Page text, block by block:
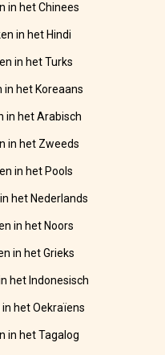
in het Chinees
in het Hindi
in het Turks
in het Koreaans
in het Arabisch
in het Zweeds
in het Pools
het Nederlands
in het Noors
in het Grieks
het Indonesisch
het Oekraïens
in het Tagalog